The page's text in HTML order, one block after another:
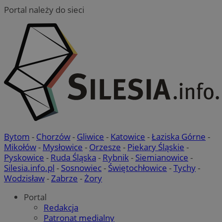
Portal należy do sieci
Bytom - Chorzów- Gliwice - Katowice -Łaziska Górne -
Mikołów- Mysłowice - Orzesze - Piekary Śląskie -
Pyskowice - Ruda Śląska - Rybnik- Siemianowice -
Silesia.info.pl - Sosnowiec- Świętochłowice -Tychy-
Wodzisław-Zabrze -Żory
Portal
Redakcja
Patronat medialny
VISITOR_PRIVACY_METADATA